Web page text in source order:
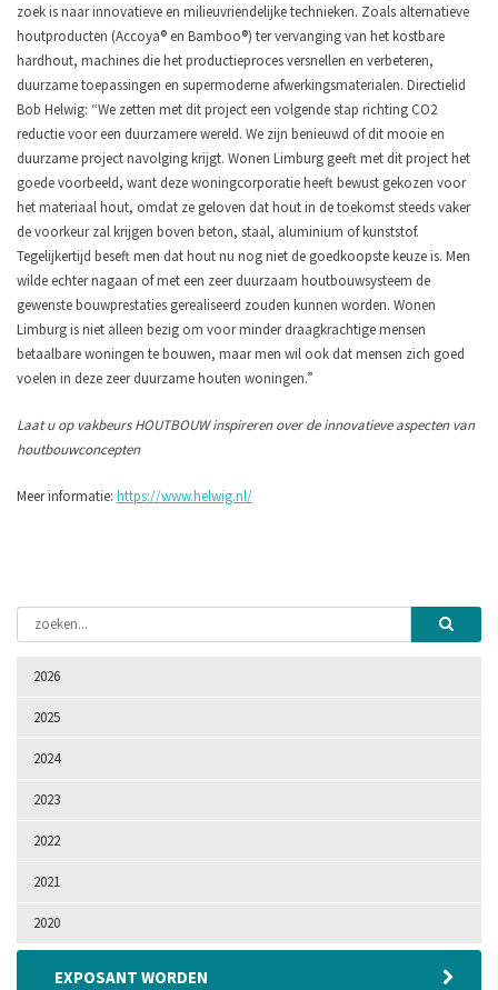
2026
2025
2024
2023
2022
2021
2020
EXPOSANT WORDEN
zoek is naar innovatieve en milieuvriendelijke technieken. Zoals alternatieve
houtproducten (Accoya® en Bamboo®) ter vervanging van het kostbare
hardhout, machines die het productieproces versnellen en verbeteren,
duurzame toepassingen en supermoderne afwerkingsmaterialen. Directielid
Bob Helwig: “We zetten met dit project een volgende stap richting CO2
reductie voor een duurzamere wereld. We zijn benieuwd of dit mooie en
duurzame project navolging krijgt. Wonen Limburg geeft met dit project het
goede voorbeeld, want deze woningcorporatie heeft bewust gekozen voor
het materiaal hout, omdat ze geloven dat hout in de toekomst steeds vaker
de voorkeur zal krijgen boven beton, staal, aluminium of kunststof.
Tegelijkertijd beseft men dat hout nu nog niet de goedkoopste keuze is. Men
wilde echter nagaan of met een zeer duurzaam houtbouwsysteem de
gewenste bouwprestaties gerealiseerd zouden kunnen worden. Wonen
Limburg is niet alleen bezig om voor minder draagkrachtige mensen
betaalbare woningen te bouwen, maar men wil ook dat mensen zich goed
voelen in deze zeer duurzame houten woningen.”
Laat u op vakbeurs HOUTBOUW inspireren over de innovatieve aspecten van
houtbouwconcepten
Meer informatie: https://www.helwig.nl/